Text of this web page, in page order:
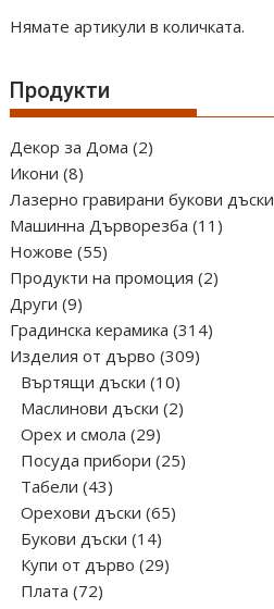
Нямате артикули в количката.
Продукти
Декор за Дома 22
Икони 88
продукта
Лазерно гравирани букови дъски
Машинна Дърворезба 11 11
Ножове 5555
продукта
Продукти на промоция 22
Други 99
продукта
Градинска керамика 314314
Изделия от дърво 309309
Въртящи дъски 1010
продукта
Маслинови дъски 22
Орех и смола 2929
продукта
Посуда прибори 2525
Табели 4343
продукта
Орехови дъски 6565
Букови дъски 1414
продукта
Купи от дърво 2929
Плата 7272